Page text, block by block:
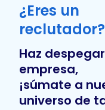
¿Eres un
reclutador?
Haz
empresa,
¡súmate a
universo de